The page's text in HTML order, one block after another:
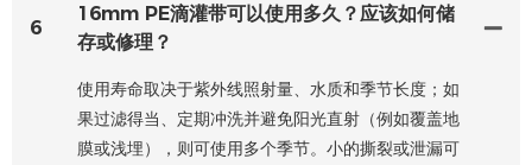
6
16mm PE滴灌带可以使用多久？应该如何储
存或修理？
使用寿命取决于紫外线照射量、水质和季节长度；如
果过滤得当、定期冲洗并避免阳光直射（例如覆盖地
膜或浅埋），则可使用多个季节。小的撕裂或泄漏可